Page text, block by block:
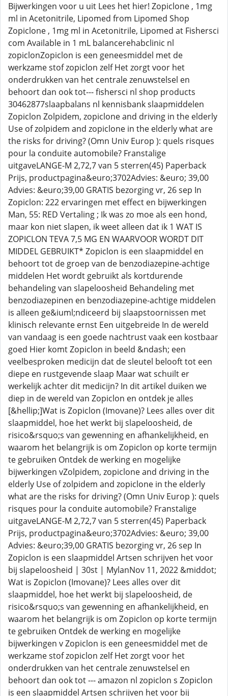
Bijwerkingen voor u uit Lees het hier! Zopiclone , 1mg
ml in Acetonitrile, Lipomed from Lipomed Shop
Zopiclone , 1mg ml in Acetonitrile, Lipomed at Fishersci
com Available in 1 mL balancerehabclinic nl
zopiclonZopiclon is een geneesmiddel met de
werkzame stof zopiclon zelf Het zorgt voor het
onderdrukken van het centrale zenuwstelsel en
behoort dan ook tot--- fishersci nl shop products
30462877slaapbalans nl kennisbank slaapmiddelen
Zopiclon Zolpidem, zopiclone and driving in the elderly
Use of zolpidem and zopiclone in the elderly what are
the risks for driving? (Omn Univ Europ ): quels risques
pour la conduite automobile? Franstalige
uitgaveLANGE-M 2,72,7 van 5 sterren(45) Paperback
Prijs, productpagina&euro;3702Advies: &euro; 39,00
Advies: &euro;39,00 GRATIS bezorging vr, 26 sep In
Zopiclon: 222 ervaringen met effect en bijwerkingen
Man, 55: RED Vertaling ; Ik was zo moe als een hond,
maar kon niet slapen, ik weet alleen dat ik 1 WAT IS
ZOPICLON TEVA 7,5 MG EN WAARVOOR WORDT DIT
MIDDEL GEBRUIKT* Zopiclon is een slaapmiddel en
behoort tot de groep van de benzodiazepine-achtige
middelen Het wordt gebruikt als kortdurende
behandeling van slapeloosheid Behandeling met
benzodiazepinen en benzodiazepine-achtige middelen
is alleen ge&iuml;ndiceerd bij slaapstoornissen met
klinisch relevante ernst Een uitgebreide In de wereld
van vandaag is een goede nachtrust vaak een kostbaar
goed Hier komt Zopiclon in beeld &ndash; een
veelbesproken medicijn dat de sleutel belooft tot een
diepe en rustgevende slaap Maar wat schuilt er
werkelijk achter dit medicijn? In dit artikel duiken we
diep in de wereld van Zopiclon en ontdek je alles
[&hellip;]Wat is Zopiclon (Imovane)? Lees alles over dit
slaapmiddel, hoe het werkt bij slapeloosheid, de
risico&rsquo;s van gewenning en afhankelijkheid, en
waarom het belangrijk is om Zopiclon op korte termijn
te gebruiken Ontdek de werking en mogelijke
bijwerkingen vZolpidem, zopiclone and driving in the
elderly Use of zolpidem and zopiclone in the elderly
what are the risks for driving? (Omn Univ Europ ): quels
risques pour la conduite automobile? Franstalige
uitgaveLANGE-M 2,72,7 van 5 sterren(45) Paperback
Prijs, productpagina&euro;3702Advies: &euro; 39,00
Advies: &euro;39,00 GRATIS bezorging vr, 26 sep In
Zopiclon is een slaapmiddel Artsen schrijven het voor
bij slapeloosheid | 30st | MylanNov 11, 2022 &middot;
Wat is Zopiclon (Imovane)? Lees alles over dit
slaapmiddel, hoe het werkt bij slapeloosheid, de
risico&rsquo;s van gewenning en afhankelijkheid, en
waarom het belangrijk is om Zopiclon op korte termijn
te gebruiken Ontdek de werking en mogelijke
bijwerkingen v Zopiclon is een geneesmiddel met de
werkzame stof zopiclon zelf Het zorgt voor het
onderdrukken van het centrale zenuwstelsel en
behoort dan ook tot --- amazon nl zopiclon s Zopiclon
is een slaapmiddel Artsen schrijven het voor bij